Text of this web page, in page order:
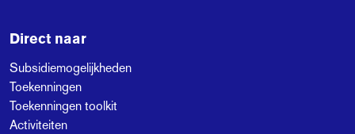
Direct naar
Subsidiemogelijkheden
Toekenningen
Toekenningen toolkit
Activiteiten